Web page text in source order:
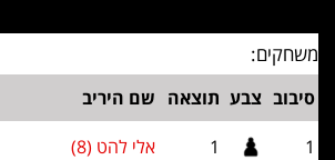
משחקים:
סיבוב צבע תוצאה שם היריב
1
1 אלי להט (8)